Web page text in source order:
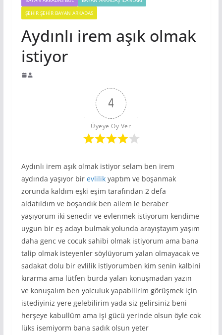
ŞEHIR ŞEHIR BAYAN ARKADAS
Aydınlı irem aşık olmak
istiyor
4
Üyeye Oy Ver
Aydınlı irem aşık olmak istiyor selam ben irem
aydında yaşıyor bir evlilikyaptım ve boşanmak
zorunda kaldım eşki eşim tarafından 2 defa
aldatıldım ve boşandık ben ailem le beraber
yaşıyorum iki senedir ve evlenmek istiyorum kendime
uygun bir eş adayı bulmak yolunda arayıştayım yaşım
daha genc ve cocuk sahibi olmak istiyorum ama bana
talip olmak isteyenler söylüyorum yalan olmayacak ve
sadakat dolu bir evlilik istiyorumben kim senin kalbini
kırarma ama lütfen burda yalan konuşmadan yazın
ve konuşalım ben yolculuk yapabilirim görüşmek için
istediyiniz yere gelebilirim yada siz gelirsiniz beni
herşeye kabullüm ama işi gücü yerinde olsun öyle cok
lüks isemiyorm bana sadık olsun yeter